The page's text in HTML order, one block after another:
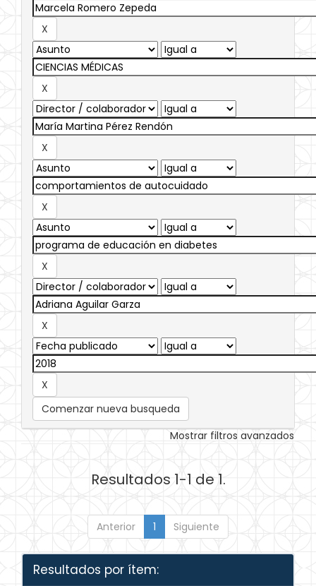
Comenzar nueva busqueda
Mostrar filtros avanzados
Resultados 1-1 de 1.
Anterior 1 Siguiente
Resultados por ítem: